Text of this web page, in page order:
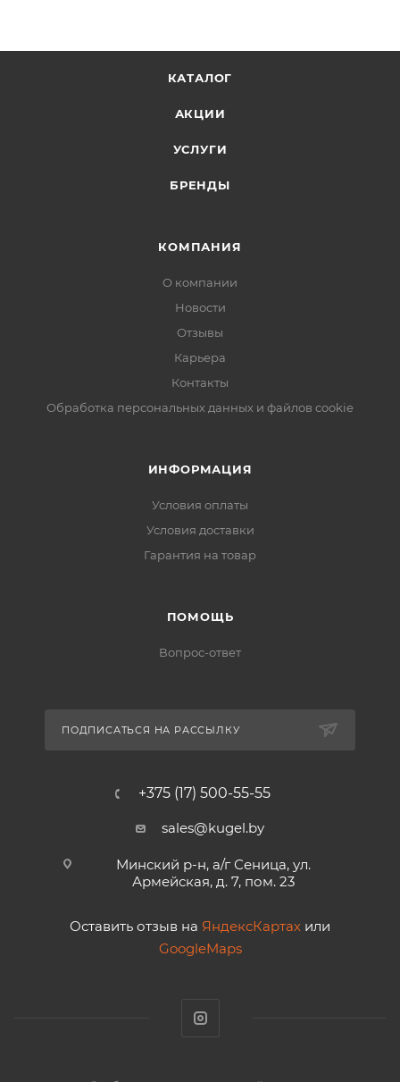
КАТАЛОГ
АКЦИИ
УСЛУГИ
БРЕНДЫ
КОМПАНИЯ
О компании
Новости
Отзывы
Карьера
Контакты
Обработка персональных данных и файлов cookie
ИНФОРМАЦИЯ
Условия оплаты
Условия доставки
Гарантия на товар
ПОМОЩЬ
Вопрос-ответ
ПОДПИСАТЬСЯ НА РАССЫЛКУ
+375 (17) 500-55-55
sales@kugel.by
Минский р-н, а/г Сеница, ул.
Армейская, д. 7, пом. 23
Оставить отзыв на ЯндексКартах или
GoogleMaps